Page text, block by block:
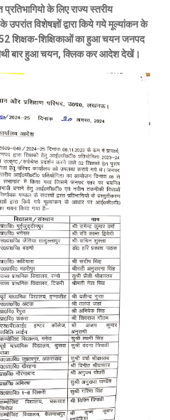
के लिए राज्य स्तरीय
विशेषज्ञों द्वारा किये गये मूल्यांकन के
शिक्षक-शिक्षिकाओं का हुआ चयन जनपद
बार हुआ चयन, क्लिक कर आदेश देखें।